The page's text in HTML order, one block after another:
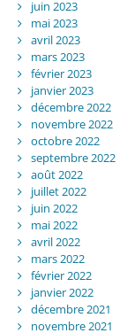
juin 2023
mai 2023
avril 2023
mars 2023
février 2023
janvier 2023
décembre 2022
novembre 2022
octobre 2022
septembre 2022
août 2022
juillet 2022
juin 2022
mai 2022
avril 2022
mars 2022
février 2022
janvier 2022
décembre 2021
novembre 2021